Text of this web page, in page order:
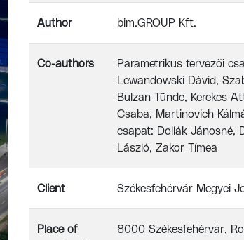
Author bim.GROUP Kft.
Co-authors
Parametrikus tervezői
Lewandowski Dávid,
Bulzan Tünde, Kerekes
Csaba, Martinovich
csapat: Dollák Jánosné,
László, Zakor Tímea
Client Székesfehérvár Megyei
Place of
8000 Székesfehérvár,